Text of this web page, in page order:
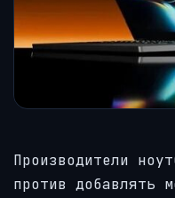
Производители
против добавлять